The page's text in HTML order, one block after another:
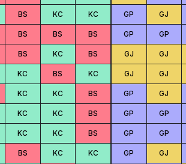
BS KC KC
BS BS BS
BS KC BS
KC BS KC
KC KC BS
KC KC BS
KC KC BS
BS KC KC
GP GJ
GP GP
GJ GJ
GJ GJ
GP GJ
GP GP
GP GP
GP GJ